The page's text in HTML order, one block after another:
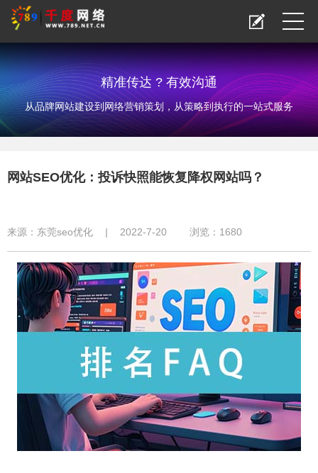
精准传达 ? 有效沟通
从品牌网站建设到网络营销策划，从策略到执行的一站式服务
网站SEO优化：投诉快照能恢复降权网站吗？
来源： 东莞seo优化 | 2022-7-20 浏览： 1680